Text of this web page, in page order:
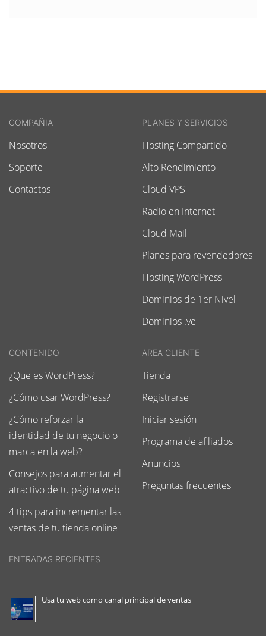
COMPAÑIA
Nosotros
Soporte
Contactos
PLANES Y SERVICIOS
Hosting Compartido
Alto Rendimiento
Cloud VPS
Radio en Internet
Cloud Mail
Planes para revendedores
Hosting WordPress
Dominios de 1er Nivel
Dominios .ve
CONTENIDO
¿Que es WordPress?
¿Cómo usar WordPress?
¿Cómo reforzar la
identidad de tu negocio o
marca en la web?
Consejos para aumentar el
atractivo de tu página web
4 tips para incrementar las
ventas de tu tienda online
AREA CLIENTE
Tienda
Registrarse
Iniciar sesión
Programa de afiliados
Anuncios
Preguntas frecuentes
ENTRADAS RECIENTES
Usa tu web como canal principal de ventas